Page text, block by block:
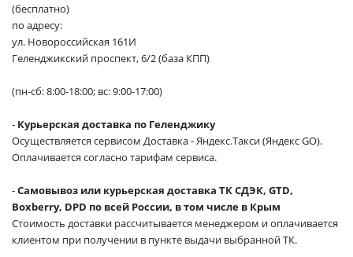
(бесплатно)
по адресу:
ул. Новороссийская 161И
Геленджикский проспект, 6/2 (база КПП)
(пн-сб: 8:00-18:00; вс: 9:00-17:00)
- Курьерская доставка по Геленджику
Осуществляется сервисом Доставка - Яндекс.Такси (Яндекс GO).
Оплачивается согласно тарифам сервиса.
-Самовывоз или курьерская доставка ТК СДЭК, GTD,
Boxberry, DPD по всей России, в том числе в Крым
Стоимость доставки рассчитывается менеджером и оплачивается
клиентом при получении в пункте выдачи выбранной ТК.